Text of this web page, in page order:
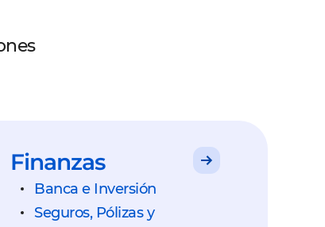
Finanzas
Banca e Inversión
Seguros, Pólizas y